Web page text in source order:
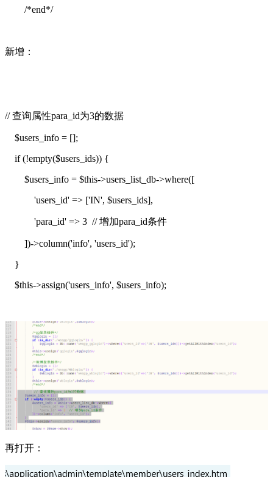
/*end*/
新增：
// 查询属性para_id为3的数据
$users_info = [];
if (!empty($users_ids)) {
$users_info = $this->users_list_db->where([
'users_id' => ['IN', $users_ids],
'para_id' => 3 // 增加para_id条件
])->column('info', 'users_id');
}
$this->assign('users_info', $users_info);
再打开：